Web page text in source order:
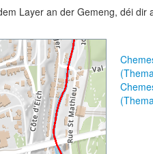
Layer an der Gemeng, déi